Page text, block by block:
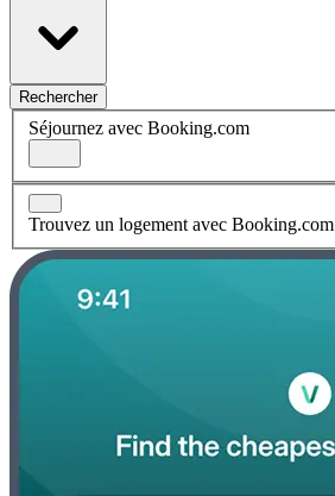
Rechercher
Séjournez avec Booking.com
Trouvez un logement avec Booking.com